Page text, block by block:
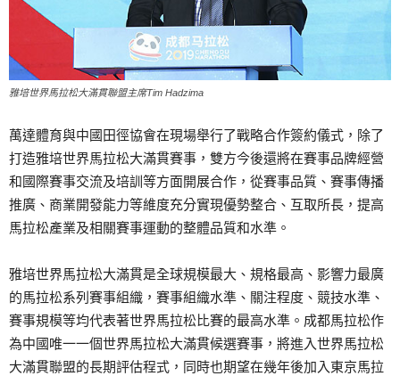
雅培世界馬拉松大滿貫聯盟主席Tim Hadzima
萬達體育與中國田徑協會在現場舉行了戰略合作簽約儀式，除了
打造雅培世界馬拉松大滿貫賽事，雙方今後還將在賽事品牌經營
和國際賽事交流及培訓等方面開展合作，從賽事品質、賽事傳播
推廣、商業開發能力等維度充分實現優勢整合、互取所長，提高
馬拉松產業及相關賽事運動的整體品質和水準。
雅培世界馬拉松大滿貫是全球規模最大、規格最高、影響力最廣
的馬拉松系列賽事組織，賽事組織水準、關注程度、競技水準、
賽事規模等均代表著世界馬拉松比賽的最高水準。成都馬拉松作
為中國唯一一個世界馬拉松大滿貫候選賽事，將進入世界馬拉松
大滿貫聯盟的長期評估程式，同時也期望在幾年後加入東京馬拉